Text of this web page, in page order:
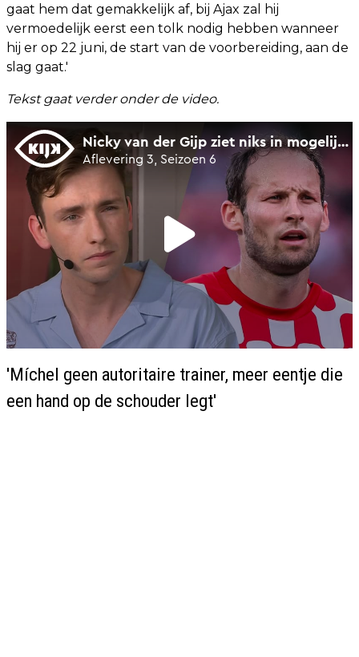
gaat hem dat gemakkelijk af, bij Ajax zal hij
vermoedelijk eerst een tolk nodig hebben wanneer
hij er op 22 juni, de start van de voorbereiding, aan de
slag gaat.'
Tekst gaat verder onder de video.
'Míchel geen autoritaire trainer, meer eentje die
een hand op de schouder legt'